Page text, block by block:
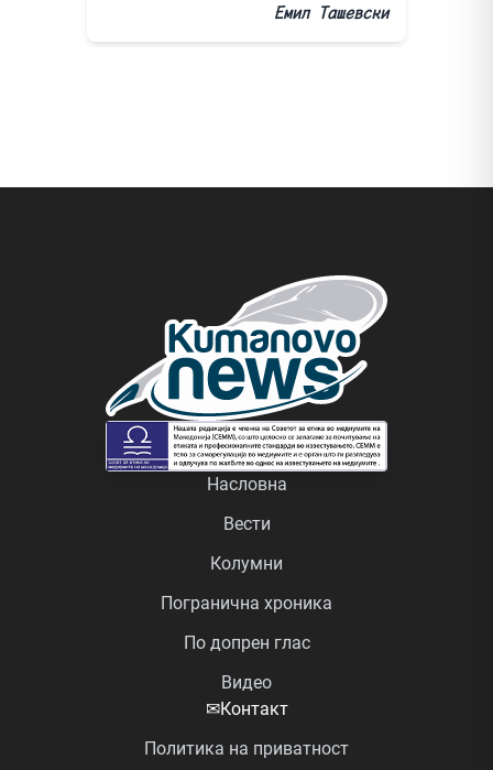
Емил Ташевски
Насловна
Вести
Колумни
Погранична хроника
По допрен глас
Видео
✉Контакт
Политика на приватност